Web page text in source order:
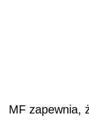
MF zapewnia,